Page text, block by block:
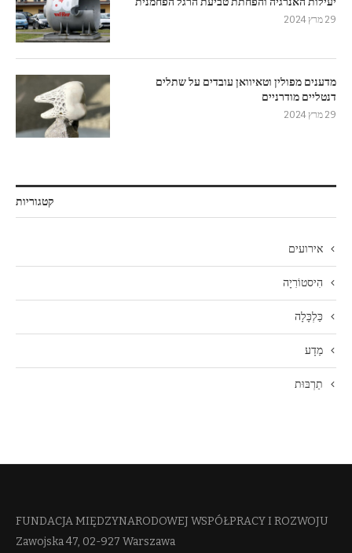
29 מרץ 2024
מדענים מפולין וטאיוואן עובדים על שתלים
דנטליים מודרניים
29 מרץ 2024
קטגוריות
אירועים
הִיסטוֹרִיָה
כַּלְכָּלָה
מַדָע
תַרְבּוּת
FUNDACJA MIĘDZYNARODOWEJ WSPÓŁPRACY I ROZWOJU​
Zawojska 47, 02-927 Warszawa